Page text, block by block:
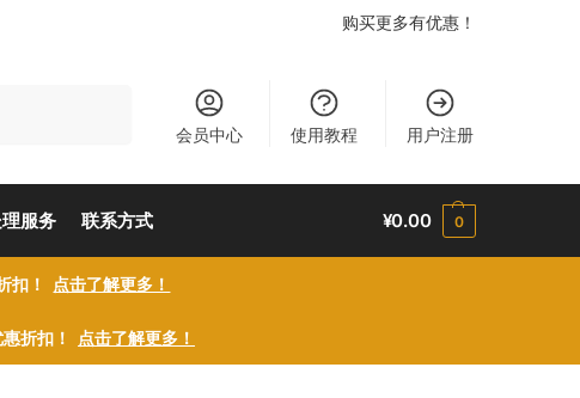
购买更多有优惠！
会员中心 使用教程 用户注册
服务 联系方式 ¥0.00 0
扣！ 点击了解更多！
折扣！ 点击了解更多！